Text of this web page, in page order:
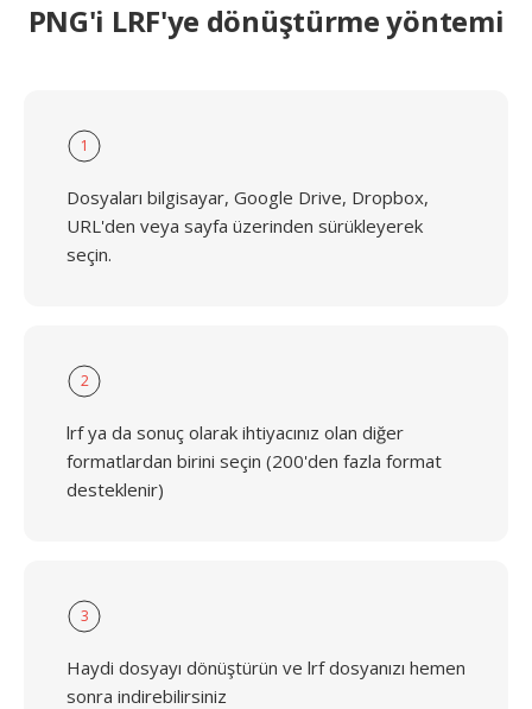
PNG'i LRF'ye dönüştürme yöntemi
1
Dosyaları bilgisayar, Google Drive, Dropbox,
URL'den veya sayfa üzerinden sürükleyerek
seçin.
2
lrf ya da sonuç olarak ihtiyacınız olan diğer
formatlardan birini seçin (200'den fazla format
desteklenir)
3
Haydi dosyayı dönüştürün ve lrf dosyanızı hemen
sonra indirebilirsiniz